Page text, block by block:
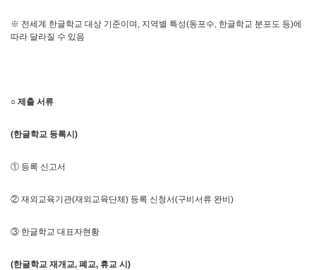
※ 전세계 한글학교 대상 기준이며, 지역별 특성(동포수, 한글학교 분포도 등)에
따라 달라질 수 있음
○ 제출 서류
(한글학교 등록시 )
① 등록 신고서
② 재외교육기관(재외교육단체) 등록 신청서(구비서류 완비)
③ 한글학교 대표자현황
(한글학교 재개교, 폐교, 휴교 시 )